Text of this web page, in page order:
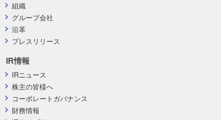
組織
グループ会社
沿革
プレスリリース
IR情報
IRニュース
株主の皆様へ
コーポレートガバナンス
財務情報